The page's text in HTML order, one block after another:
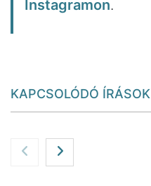
Instagramon.
KAPCSOLÓDÓ ÍRÁSOK